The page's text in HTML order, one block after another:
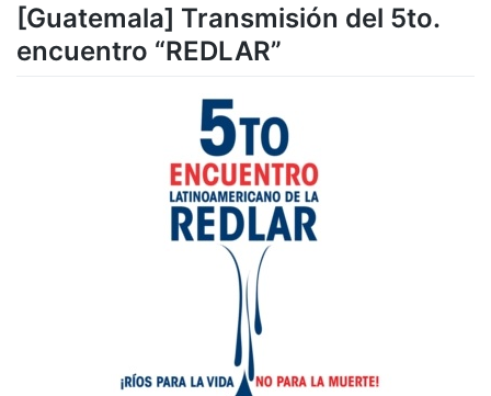
[Guatemala] Transmisión del 5to.
encuentro “REDLAR”